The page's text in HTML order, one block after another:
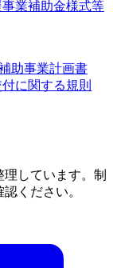
業補助金様式等
助事業計画書
に関する規則
しています。制
ください。